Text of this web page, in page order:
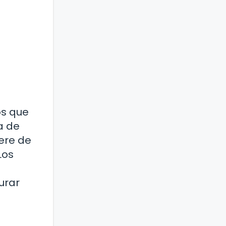
que
de
de